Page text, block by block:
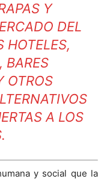
Y
DEL
HOTELES,
BARES
OTROS
A LOS
y social que la